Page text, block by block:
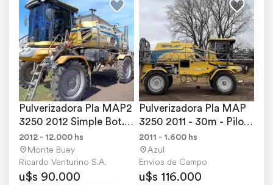
Pulverizadora Pla MAP2
3250 2012 Simple Bot.
30mts
2012 - 12.000 hs
Monte Buey
Ricardo Venturino S.A.
u$s 90.000
Pulverizadora Pla MAP
3250 2011 - 30m - Piloto
- 1.600hs REP
2011 - 1.600 hs
Azul
Envios de Campo
u$s 116.000